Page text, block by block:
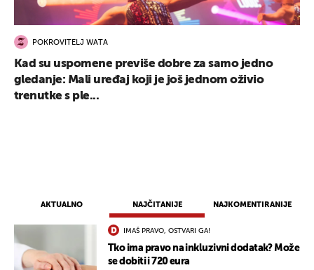
AKTUALNO NAJČITANIJE NAJKOMENTIRANIJE
IMAŠ PRAVO, OSTVARI GA!
Tko ima pravo na inkluzivni dodatak? Može
se dobiti i 720 eura
POKROVITELJ WATA
Kad su uspomene previše dobre za samo jedno
gledanje: Mali uređaj koji je još jednom oživio
trenutke s ple...